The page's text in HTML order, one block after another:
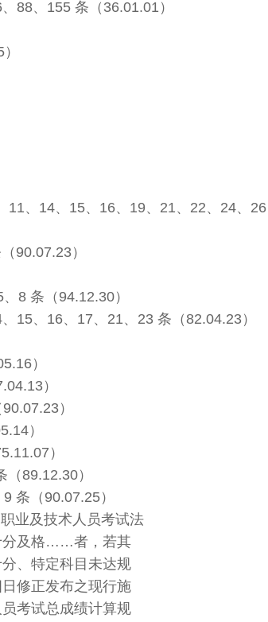
88、155 条（36.01.01）
、14、15、16、19、21、22、24、26
）
条（94.12.30）
、16、17、21、23 条（82.04.23）
）
）
）
）
）
89.12.30）
（90.07.25）
业及技术人员考试法
及格……者，若其
、特定科目未达规
修正发布之现行施
考试总成绩计算规